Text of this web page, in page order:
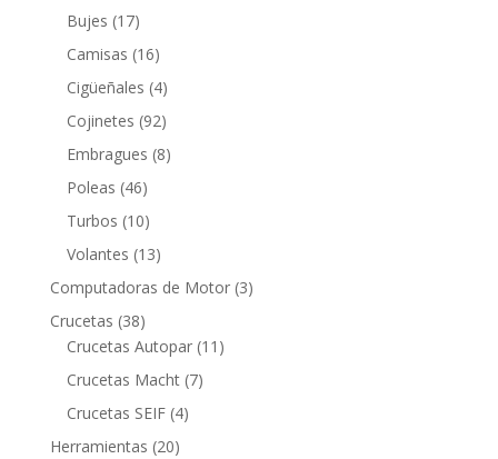
Bujes 1717
productos
Camisas 1616
productos
Cigüeñales 44
productos
Cojinetes 9292
productos
Embragues 88
Poleas 4646
productos
Turbos 1010
productos
Volantes 1313
productos
Computadoras de Motor 33
Crucetas 3838
productos
Crucetas Autopar 11 11
Crucetas Macht 77
Crucetas SEIF 44
Herramientas 2020